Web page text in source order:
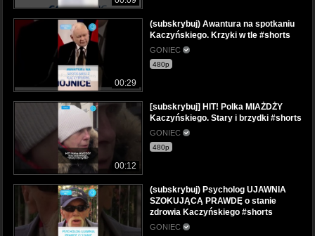
00:29
(subskrybuj) Awantura na spotkaniu
Kaczyńskiego. Krzyki w tle #shorts
GONIEC
480p
00:12
[subskrybuj] HIT! Polka MIAŻDŻY
Kaczyńskiego. Stary i brzydki #shorts
GONIEC
480p
(subskrybuj) Psycholog UJAWNIA
SZOKUJĄCĄ PRAWDĘ o stanie
zdrowia Kaczyńskiego #shorts
GONIEC